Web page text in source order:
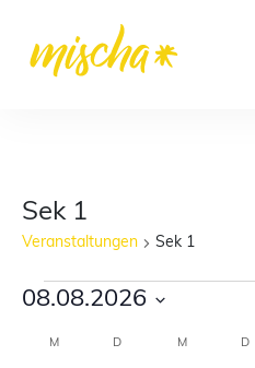
Sek 1
Veranstaltungen Sek 1
08.08.2026
Kalender
M D M D